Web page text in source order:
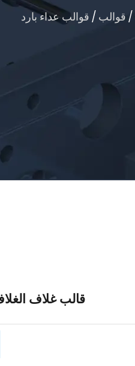
/ قوالب / قوالب عداء بارد
قالب غلاف